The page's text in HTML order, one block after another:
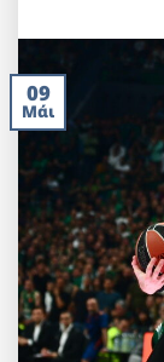
09
Μάι